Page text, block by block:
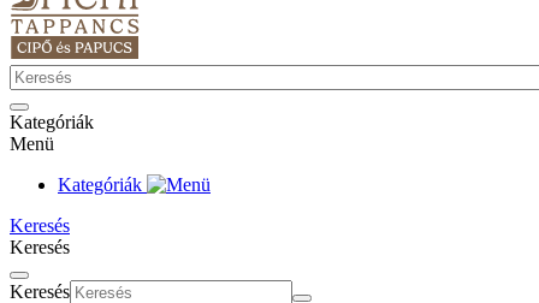
Kategóriák
Menü
Kategóriák
Keresés
Keresés
Keresés